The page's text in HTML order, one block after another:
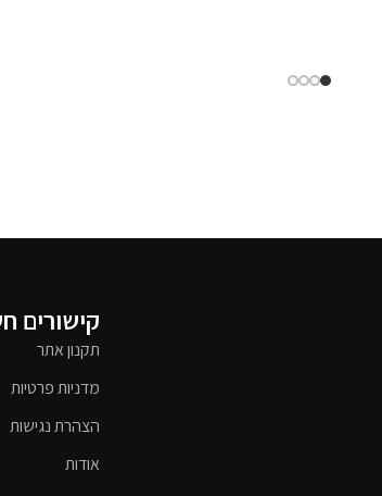
קישורים
תקנון אתר
מדניות פרטיות
הצהרת נגישות
אודות